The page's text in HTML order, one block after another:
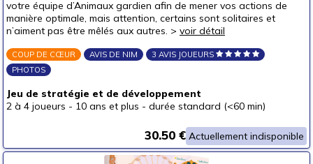
votre équipe d’Animaux gardien afin de mener vos actions de
manière optimale, mais attention, certains sont solitaires et
n’aiment pas être mêlés aux autres. > voir détail
COUP DE CŒUR AVIS DE NIM
3 AVIS JOUEURS
PHOTOS
Jeu de stratégie et de développement
2 à 4 joueurs - 10 ans et plus - durée standard (<60 min)
Actuellement indisponible
30.50 €